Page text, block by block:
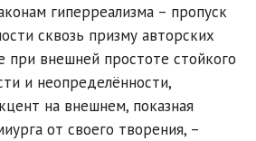
гиперреализма – пропуск
сквозь призму авторских
при внешней простоте стойкого
и неопределённости,
на внешнем, показная
от своего творения, –